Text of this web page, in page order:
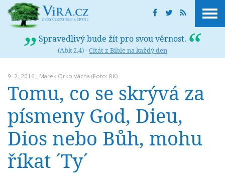
Spravedlivý bude žít pro svou věrnost.
(Abk 2,4) -Citát z Bible na každý den
9. 2. 2016 , Marek Orko Vácha (Foto: RK)
Tomu, co se skrývá za
písmeny God, Dieu,
Dios nebo Bůh, mohu
říkat ´Ty´